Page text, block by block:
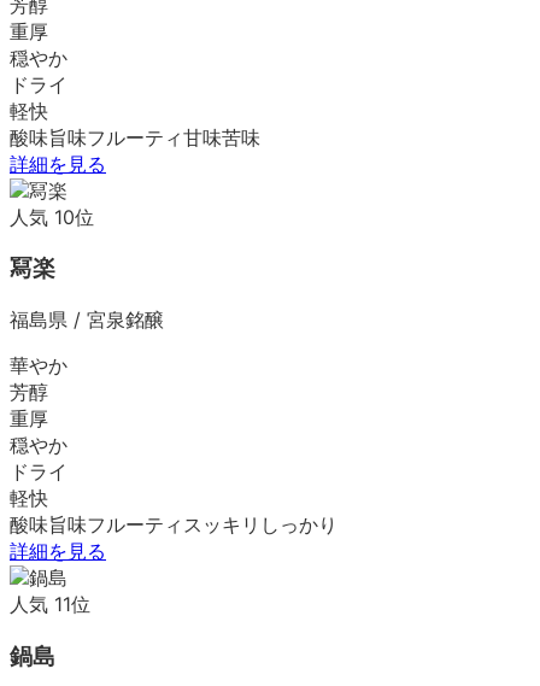
重厚
穏やか
ドライ
軽快
酸味旨味フルーティ甘味苦味
詳細を見る
人気 10位
冩楽
福島県 / 宮泉銘醸
華やか
芳醇
重厚
穏やか
ドライ
軽快
酸味旨味フルーティ スッキリ しっかり
詳細を見る
人気 11位
鍋島